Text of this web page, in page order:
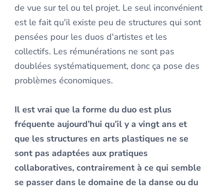
de vue sur tel ou tel projet. Le seul inconvénient
est le fait qu'il existe peu de structures qui sont
pensées pour les duos d'artistes et les
collectifs. Les rémunérations ne sont pas
doublées systématiquement, donc ça pose des
problèmes économiques.
Il est vrai que la forme du duo est plus
fréquente aujourd’hui qu’il y a vingt ans et
que les structures en arts plastiques ne se
sont pas adaptées aux pratiques
collaboratives, contrairement à ce qui semble
se passer dans le domaine de la danse ou du